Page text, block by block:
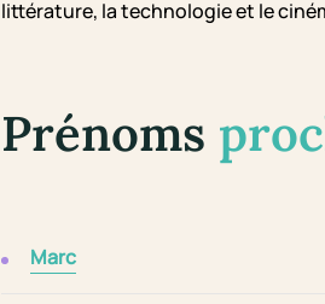
littérature, la technologie et le
Prénoms
Marc